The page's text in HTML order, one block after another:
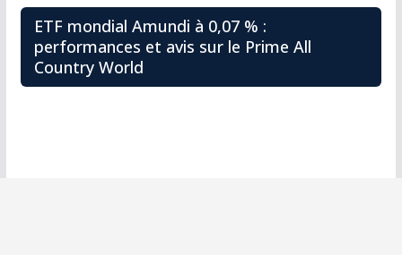
ETF mondial Amundi à 0,07 % :
performances et avis sur le Prime All
Country World